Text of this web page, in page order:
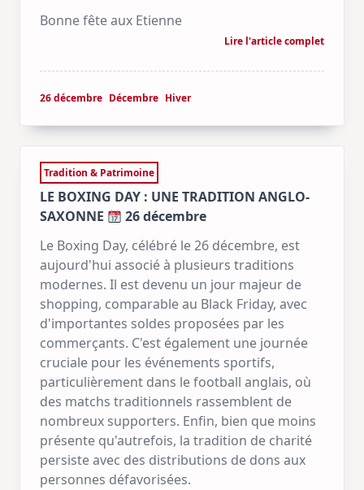
Bonne fête aux Etienne
Lire l'article complet
26 décembre Décembre Hiver
Tradition & Patrimoine
LE BOXING DAY : UNE TRADITION ANGLO-
SAXONNE
26 décembre
Le Boxing Day, célébré le 26 décembre, est
aujourd'hui associé à plusieurs traditions
modernes. Il est devenu un jour majeur de
shopping, comparable au Black Friday, avec
d'importantes soldes proposées par les
commerçants. C'est également une journée
cruciale pour les événements sportifs,
particulièrement dans le football anglais, où
des matchs traditionnels rassemblent de
nombreux supporters. Enfin, bien que moins
présente qu'autrefois, la tradition de charité
persiste avec des distributions de dons aux
personnes défavorisées.